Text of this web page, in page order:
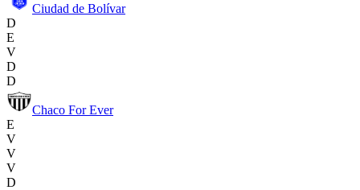
Ciudad de Bolívar
D
E
V
D
D
Chaco For Ever
E
V
V
V
D